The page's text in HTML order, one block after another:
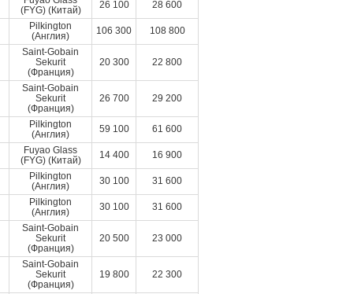
(FYG) (Китай)
26 100
28 600
Pilkington
(Англия)
106 300 108 800
Saint-Gobain
Sekurit
(Франция)
20 300 22 800
Saint-Gobain
Sekurit
(Франция)
26 700 29 200
Pilkington
(Англия)
59 100
61 600
Fuyao Glass
(FYG) (Китай)
14 400
16 900
Pilkington
(Англия)
30 100
31 600
Pilkington
(Англия)
30 100 31 600
Saint-Gobain
Sekurit
(Франция)
20 500 23 000
Saint-Gobain
Sekurit
(Франция)
19 800 22 300